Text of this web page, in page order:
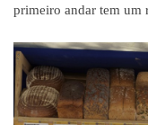
primeiro andar tem um